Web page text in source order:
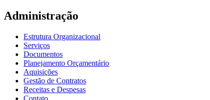
Administração
Estrutura Organizacional
Serviços
Documentos
Planejamento Orçamentário
Aquisições
Gestão de Contratos
Receitas e Despesas